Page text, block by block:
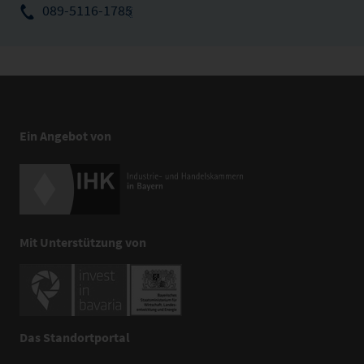
089-5116-1785
Ein Angebot von
Mit Unterstützung von
Das Standortportal